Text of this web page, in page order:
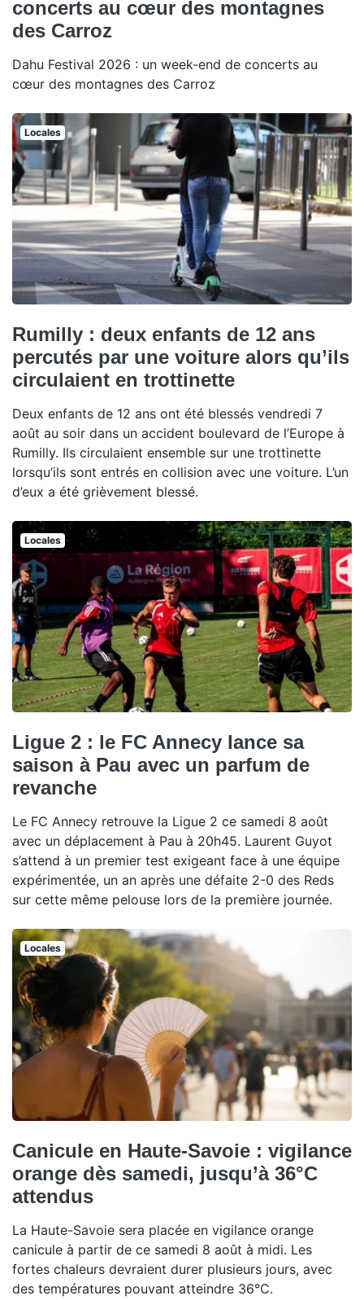
concerts au cœur des montagnes
des Carroz
Dahu Festival 2026 : un week-end de concerts au
cœur des montagnes des Carroz
Locales
Rumilly : deux enfants de 12 ans
percutés par une voiture alors qu’ils
circulaient en trottinette
Deux enfants de 12 ans ont été blessés vendredi 7
août au soir dans un accident boulevard de l’Europe à
Rumilly. Ils circulaient ensemble sur une trottinette
lorsqu’ils sont entrés en collision avec une voiture. L’un
d’eux a été grièvement blessé.
Locales
Ligue 2 : le FC Annecy lance sa
saison à Pau avec un parfum de
revanche
Le FC Annecy retrouve la Ligue 2 ce samedi 8 août
avec un déplacement à Pau à 20h45. Laurent Guyot
s’attend à un premier test exigeant face à une équipe
expérimentée, un an après une défaite 2-0 des Reds
sur cette même pelouse lors de la première journée.
Locales
Canicule en Haute-Savoie : vigilance
orange dès samedi, jusqu’à 36°C
attendus
La Haute-Savoie sera placée en vigilance orange
canicule à partir de ce samedi 8 août à midi. Les
fortes chaleurs devraient durer plusieurs jours, avec
des températures pouvant atteindre 36°C.